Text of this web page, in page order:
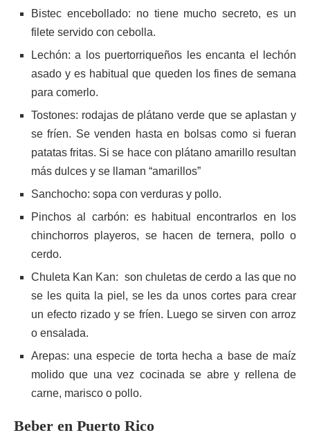
Bistec encebollado: no tiene mucho secreto, es un
filete servido con cebolla.
Lechón: a los puertorriqueños les encanta el lechón
asado y es habitual que queden los fines de semana
para comerlo.
Tostones: rodajas de plátano verde que se aplastan y
se fríen. Se venden hasta en bolsas como si fueran
patatas fritas. Si se hace con plátano amarillo resultan
más dulces y se llaman “amarillos”
Sanchocho: sopa con verduras y pollo.
Pinchos al carbón: es habitual encontrarlos en los
chinchorros playeros, se hacen de ternera, pollo o
cerdo.
Chuleta Kan Kan: son chuletas de cerdo a las que no
se les quita la piel, se les da unos cortes para crear
un efecto rizado y se fríen. Luego se sirven con arroz
o ensalada.
Arepas: una especie de torta hecha a base de maíz
molido que una vez cocinada se abre y rellena de
carne, marisco o pollo.
Beber en Puerto Rico